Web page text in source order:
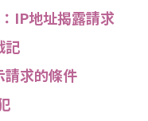
IP地址揭露請求
記
請求的條件